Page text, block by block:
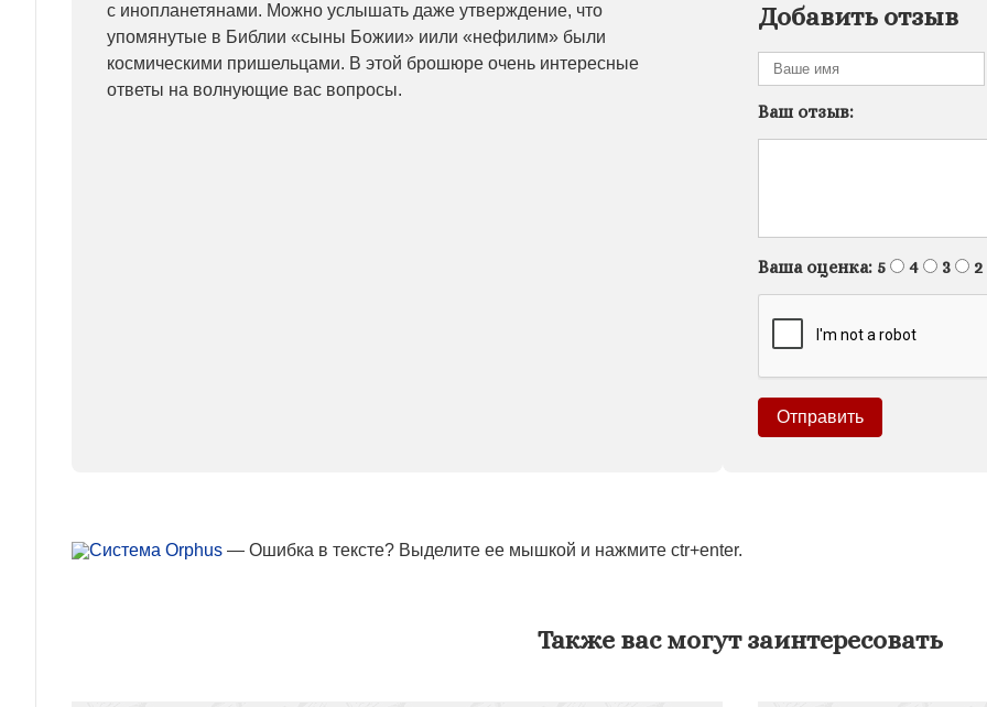
с инопланетянами. Можно услышать даже утверждение, что
упомянутые в Библии «сыны Божии» иили «нефилим» были
космическими пришельцами. В этой брошюре очень интересные
ответы на волнующие вас вопросы.
Добавить отзыв
Ваш отзыв:
Ваша оценка: 5 4 3 2
— Ошибка в тексте? Выделите ее мышкой и нажмите ctr+enter.
Также вас могут заинтересовать